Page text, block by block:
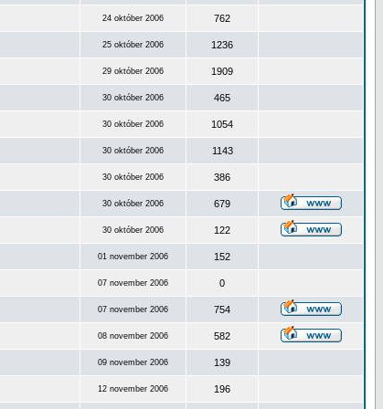
24 október 2006 762
25 október 2006 1236
29 október 2006 1909
30 október 2006 465
30 október 2006 1054
30 október 2006 1143
30 október 2006 386
30 október 2006 679
30 október 2006 122
01 november 2006 152
07 november 2006 0
07 november 2006 754
08 november 2006 582
09 november 2006 139
12 november 2006 196